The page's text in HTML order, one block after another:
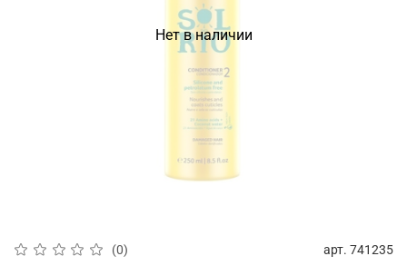
Нет в наличии
(0) арт. 741235